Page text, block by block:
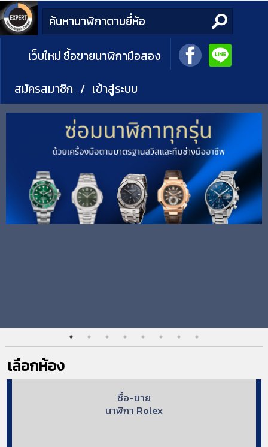
เว็บใหม่ ซื้อขายนาฬิกามือสอง
เข้าสู่ระบบ
/
สมัครสมาชิก
เลือกห้อง
ซื้อ-ขาย
นาฬิกา Rolex